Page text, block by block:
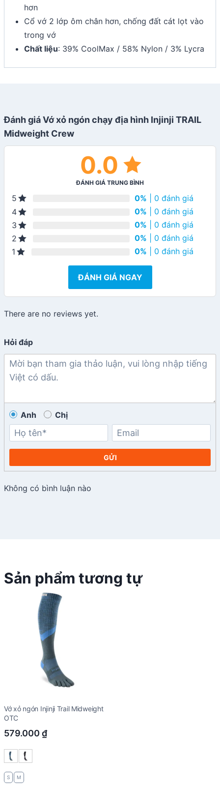
hơn
Cổ vớ 2 lớp ôm chân hơn, chống đất cát lọt vào
trong vớ
Chất liệu: 39% CoolMax / 58% Nylon / 3% Lycra
Đánh giá Vớ xỏ ngón chạy địa hình Injinji TRAIL
Midweight Crew
0.0
ĐÁNH GIÁ TRUNG BÌNH
5 0% | 0 đánh giá
4
0% | 0 đánh giá
3
0% | 0 đánh giá
2
0% | 0 đánh giá
1
0% | 0 đánh giá
ĐÁNH GIÁ NGAY
There are no reviews yet.
Hỏi đáp
Anh Chị
GỬI
Không có bình luận nào
Sản phẩm tương tự
Vớ xỏ ngón Injinji Trail Midweight
OTC
579.000 ₫
S M